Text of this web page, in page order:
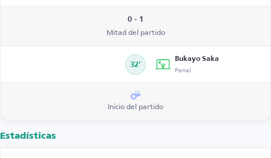
0 - 1
Mitad del partido
32’
Bukayo Saka
Penal
Inicio del partido
Estadísticas